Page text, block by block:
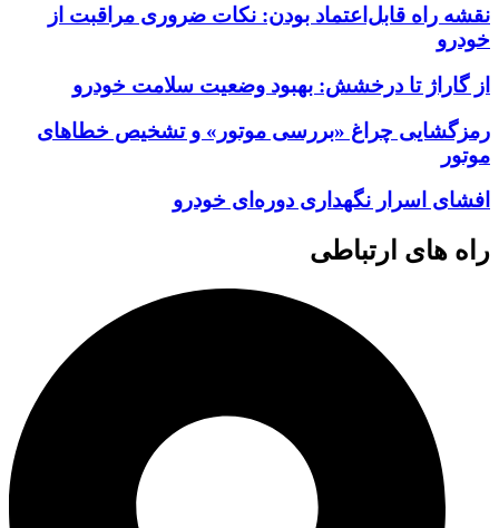
نقشه راه قابل‌اعتماد بودن: نکات ضروری مراقبت از
خودرو
از گاراژ تا درخشش: بهبود وضعیت سلامت خودرو
رمزگشایی چراغ «بررسی موتور» و تشخیص خطاهای
موتور
افشای اسرار نگهداری دوره‌ای خودرو
راه های ارتباطی